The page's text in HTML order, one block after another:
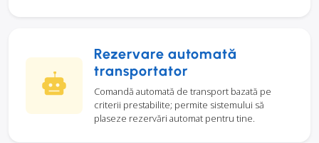
Rezervare automată
transportator
Comandă automată de transport bazată pe
criterii prestabilite; permite sistemului să
plaseze rezervări automat pentru tine.